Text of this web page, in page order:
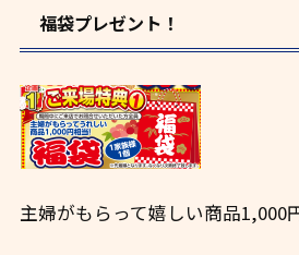
福袋プレゼント！
主婦がもらって嬉しい商品1,000